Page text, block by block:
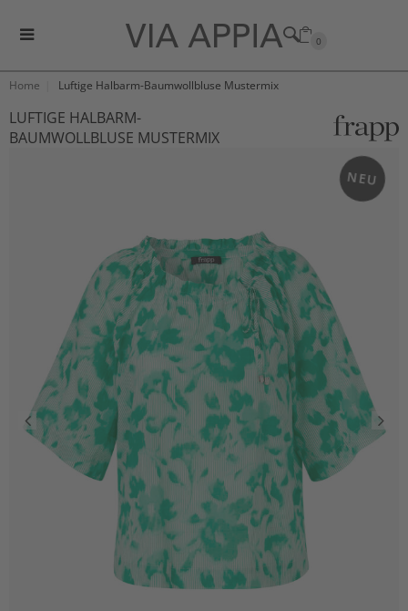
0
Home Luftige Halbarm-Baumwollbluse Mustermix
LUFTIGE HALBARM-
BAUMWOLLBLUSE MUSTERMIX
NEU